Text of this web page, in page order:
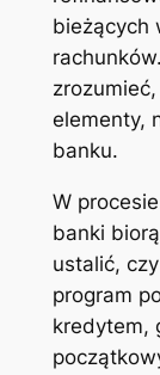
bieżących
elementy,
banku.
W
banki
ustalić,
program
kredytem,